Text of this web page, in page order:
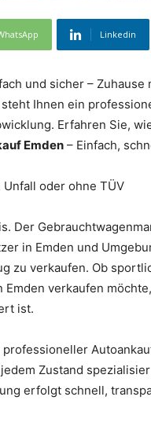
Linkedin
und sicher – Zuhause
Ihnen ein
Erfahren Sie,
Emden – Einfach,
oder ohne TÜV
Der
in Emden und
zu verkaufen. Ob
verkaufen
ist.
Zustand
erfolgt schnell,